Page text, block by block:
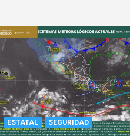
ESTATAL SEGURIDAD